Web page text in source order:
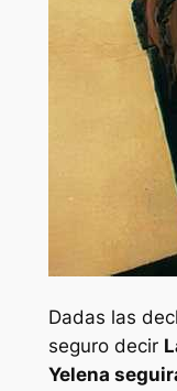
Dadas las
seguro decir
Yelena